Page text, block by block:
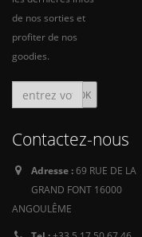
de nos sorties et
profiter de nos
goodies.
Contactez-nous
Adresse :69 RUE DE LA
GRAND FONT 16000
ANGOULÊME